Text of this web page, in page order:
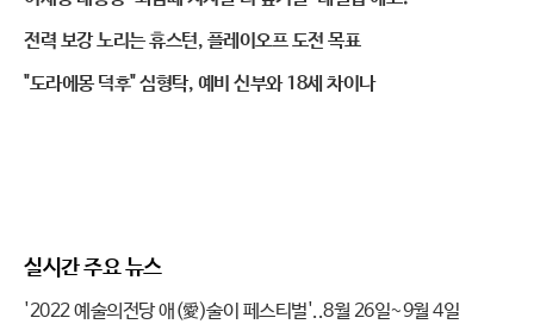
전력 보강 노리는 휴스턴, 플레이오프 도전 목표
"도라에몽 덕후" 심형탁, 예비 신부와 18세 차이나
실시간 주요 뉴스
'2022 예술의전당 애(愛)술이 페스티벌'..8월 26일~9월 4일